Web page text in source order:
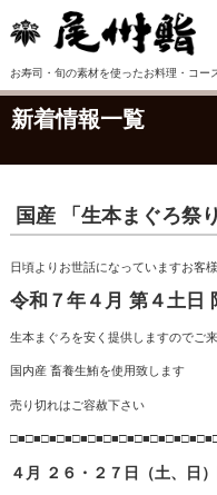
お寿司・旬の素材を使ったお料理・コー
新着情報一覧
国産 「生本まぐろ祭
日頃よりお世話になっていますお客
令和７年４月 第４土日
生本まぐろを安く提供しますのでご
国内産 畜養生鮪を使用致します
売り切れはご容赦下さい
４月 ２６・２７日（土、日